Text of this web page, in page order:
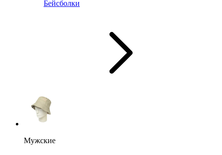
Бейсболки
Мужские